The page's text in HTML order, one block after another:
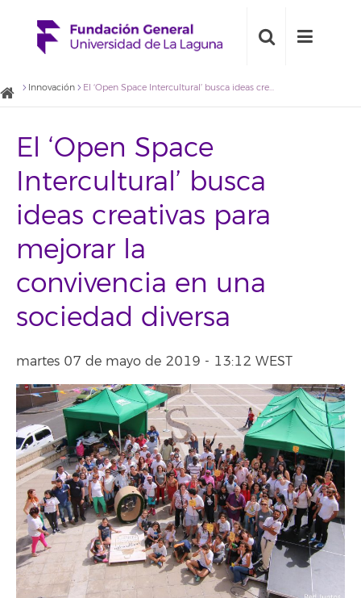
Innovación El ‘Open Space Intercultural’ busca ideas creativas para mejorar la convivencia en una sociedad diversa
El ‘Open Space
Intercultural’ busca
ideas creativas para
mejorar la
convivencia en una
sociedad diversa
martes 07 de mayo de 2019 - 13:12 WEST